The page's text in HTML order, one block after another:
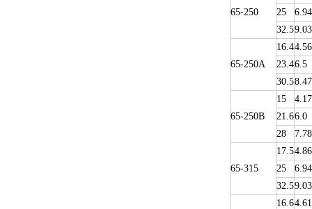
65-250
25
6.94
32.59.03
65-250A
16.44.56
23.46.5
30.58.47
65-250B
15
4.17
21.66.0
28
7.78
65-315
17.54.86
25
6.94
32.59.03
16.64.61